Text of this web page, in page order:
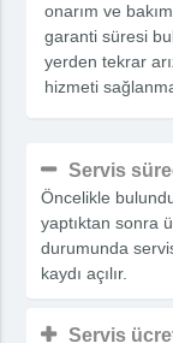
onarım ve
garanti süresi
yerden tekrar
hizmeti
Servis
Öncelikle
yaptıktan sonra
durumunda
kaydı açılır.
Servis